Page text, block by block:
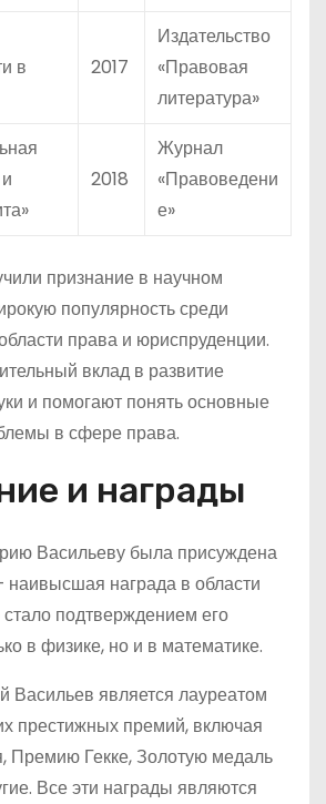
в
2017
Издательство
«Правовая
литература»
2018
Журнал
«Правоведени
е»
признание в научном
популярность среди
права и юриспруденции.
вклад в развитие
и помогают понять основные
в сфере права.
и награды
Васильеву была присуждена
награда в области
подтверждением его
в физике, но и в математике.
Васильев является лауреатом
престижных премий, включая
Премию Гекке, Золотую медаль
Все эти награды являются